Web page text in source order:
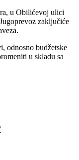
u Obilićevoj ulici
zaključiće
odnosno budžetske
u skladu sa